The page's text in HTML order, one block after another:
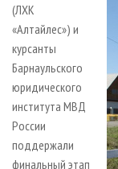
ЦБП
ИНСТРУМЕНТ И
ГАЗЕТА
БИБЛИОТЕКА
(ЛХК
«Алтайлес») и
курсанты
Барнаульского
юридического
института МВД
России
поддержали
финальный этап